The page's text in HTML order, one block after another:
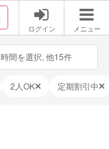
ログイン メニュー
間を選択, 他15件
2人OK 定期割引中